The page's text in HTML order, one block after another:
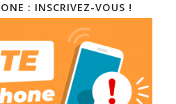
: INSCRIVEZ-VOUS !